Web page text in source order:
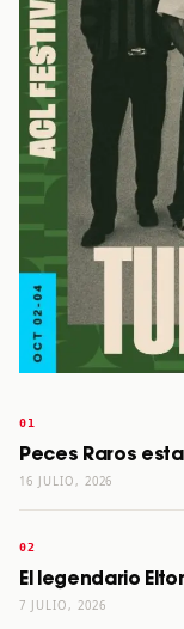
Peces Raros
16 JULIO, 2026
El legendario
7 JULIO, 2026